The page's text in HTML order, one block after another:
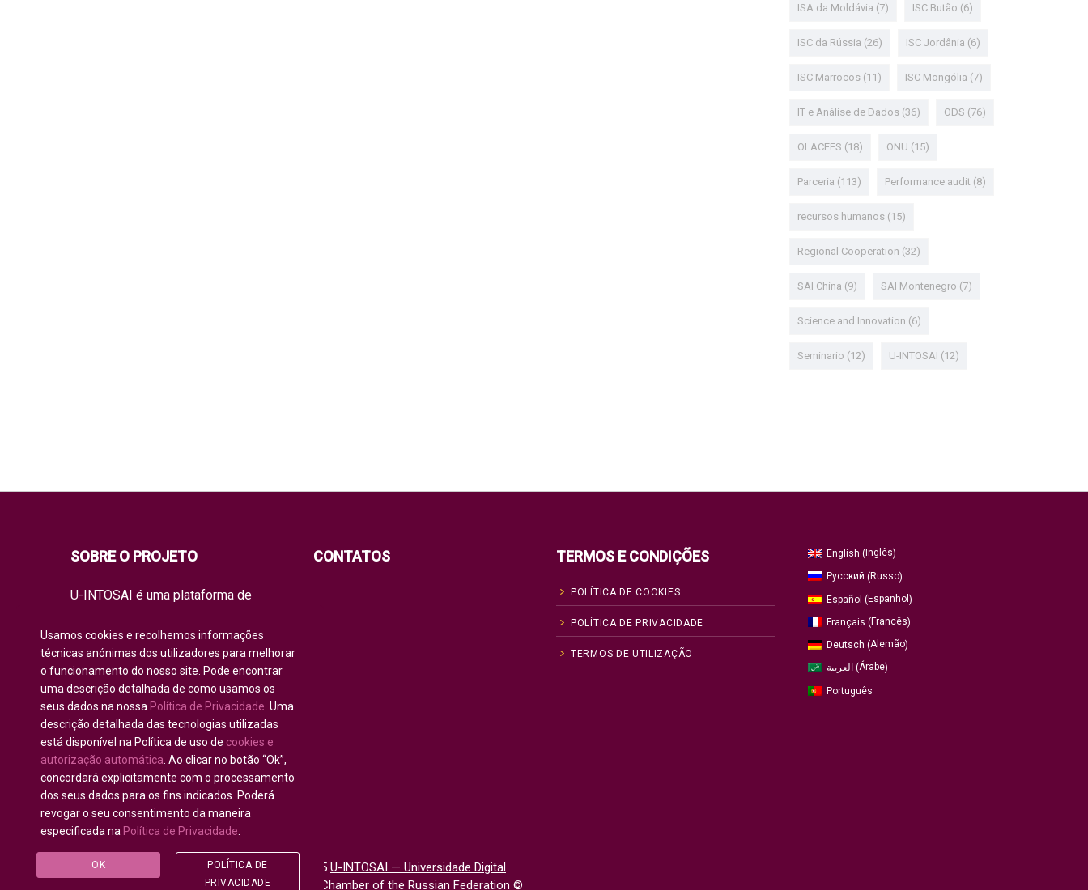
ISA da Moldávia (7) ISC Butão (6)
ISC da Rússia (26) ISC Jordânia (6)
ISC Marrocos(11) ISC Mongólia (7)
IT e Análise de Dados(36) ODS (76)
OLACEFS (18) ONU (15)
Parceria (113) Performance audit (8)
recursos humanos(15)
Regional Cooperation (32)
SAI China (9) SAI Montenegro (7)
Science and Innovation (6)
Seminario (12) U-INTOSAI (12)
SOBRE O PROJETO
U-INTOSAI é uma plataforma de
membros da INTOSAI, criada como um
espaço único para partilhar
experiências e conhecimento.
A universidade oferece à comunidade
de auditoria global formatos de
aprendizagem clássicos, bem como
os melhores projetos de formação e
manuais práticos da INTOSAI, que
combinam as iniciativas académicas
existentes para educar os auditores
do futuro.
CONTATOS TERMOS E CONDIÇÕES
POLÍTICA DE COOKIES
POLÍTICA DE PRIVACIDADE
TERMOS DE UTILIZAÇÃO
English (Inglês)
Русский (Russo)
Español (Espanhol )
Français (Francês)
Deutsch (Alemão)
العربية (Árabe)
Português
Todos os direitos reservados © 2020 - 2025 U-INTOSAI — Universidade Digital
para Comunidade da INTOSAI©Accounts Chamber of the Russian Federation ©
Usamos cookies e recolhemos informações
técnicas anónimas dos utilizadores para melhorar
o funcionamento do nosso site. Pode encontrar
uma descrição detalhada de como usamos os
seus dados na nossa Política de Privacidade . Uma
descrição detalhada das tecnologias utilizadas
está disponível na Política de uso de cookies e
autorização automática . Ao clicar no botão “Ok”,
concordará explicitamente com o processamento
dos seus dados para os fins indicados. Poderá
revogar o seu consentimento da maneira
especificada na Política de Privacidade
OK
POLÍTICA DE
PRIVACIDADE